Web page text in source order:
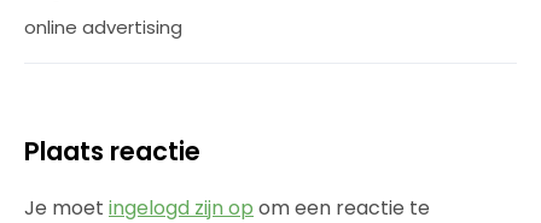
online advertising
Plaats reactie
Je moet ingelogd zijn op om een reactie te